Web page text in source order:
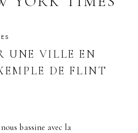
UNE VILLE EN
DE FLINT
bassine avec la